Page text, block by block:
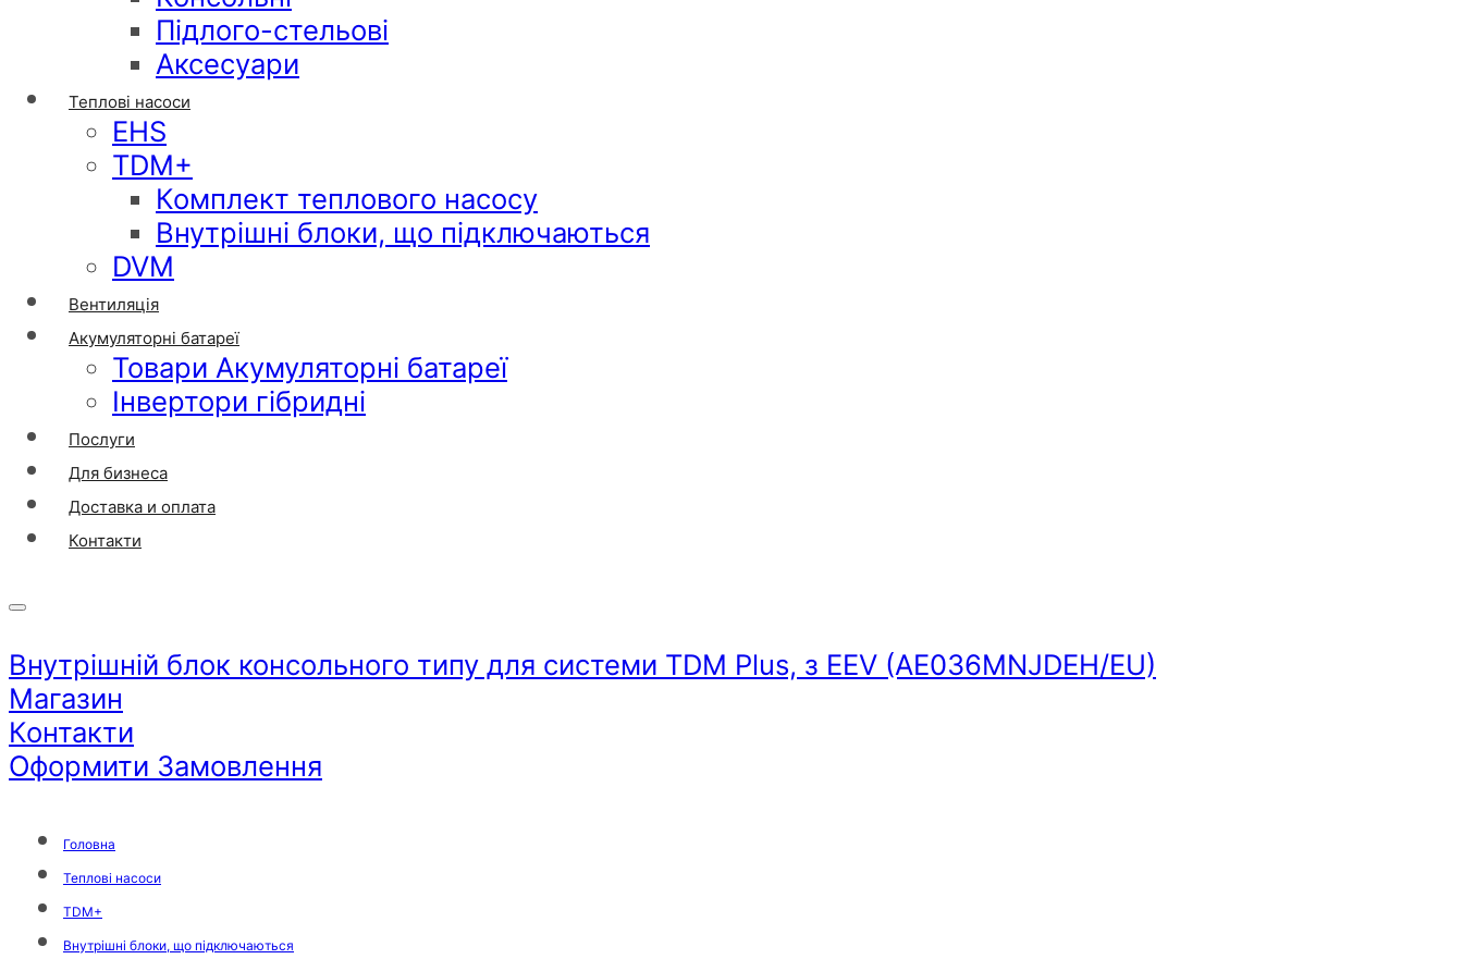
Підлого-стельові
Аксесуари
Теплові насоси
EHS
TDM+
Комплект теплового насосу
Внутрішні блоки, що підключаються
DVM
Вентиляція
Акумуляторні батареї
Товари Акумуляторні батареї
Інвертори гібридні
Послуги
Для бизнеса
Доставка и оплата
Контакти
Внутрішній блок консольного типу для системи TDM Plus, з EEV (AE036MNJDEH/EU)
Магазин
Контакти
Оформити Замовлення
Головна
Теплові насоси
TDM+
Внутрішні блоки, що підключаються